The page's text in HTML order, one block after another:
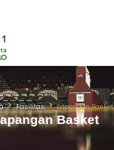
Fasilitas Lapangan Basket
Basket